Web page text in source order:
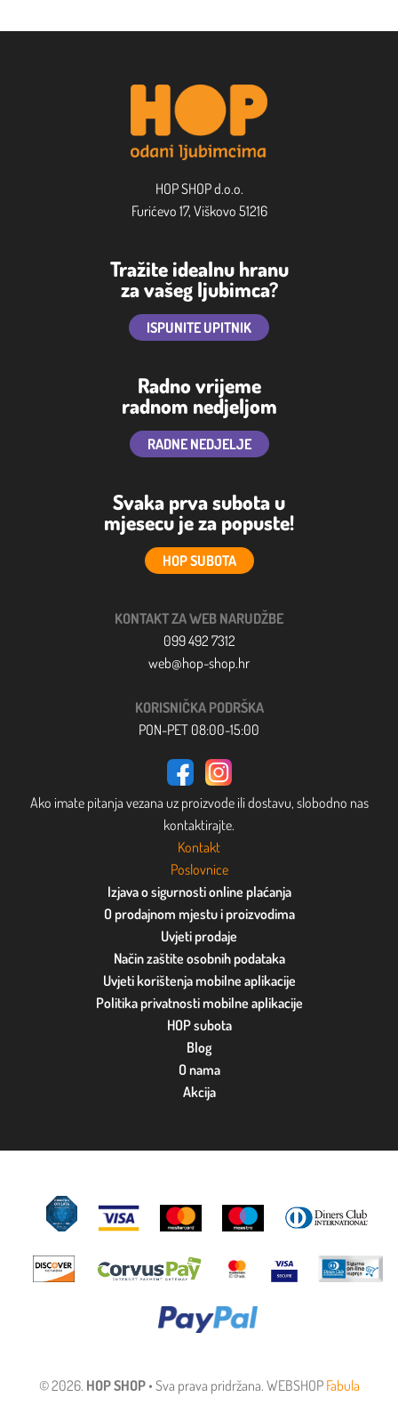
HOP SHOP d.o.o.
Furićevo 17, Viškovo 51216
Tražite idealnu hranu
za vašeg ljubimca?
ISPUNITE UPITNIK
Radno vrijeme
radnom nedjeljom
RADNE NEDJELJE
Svaka prva subota u
mjesecu je za popuste!
HOP SUBOTA
KONTAKT ZA WEB NARUDŽBE
099 492 7312
web@hop-shop.hr
KORISNIČKA PODRŠKA
PON-PET 08:00-15:00
Ako imate pitanja vezana uz proizvode ili dostavu, slobodno nas
kontaktirajte.
Kontakt
Poslovnice
Izjava o sigurnosti online plaćanja
O prodajnom mjestu i proizvodima
Uvjeti prodaje
Način zaštite osobnih podataka
Uvjeti korištenja mobilne aplikacije
Politika privatnosti mobilne aplikacije
HOP subota
Blog
O nama
Akcija
© 2026. HOP SHOP• Sva prava pridržana. WEBSHOP Fabula